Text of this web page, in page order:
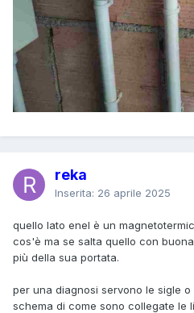
reka
Inserita: 26 aprile 2025
quello lato enel è un
cos'è ma se salta quello con
più della sua portata.
per una diagnosi servono le sigle
schema di come sono collegate le